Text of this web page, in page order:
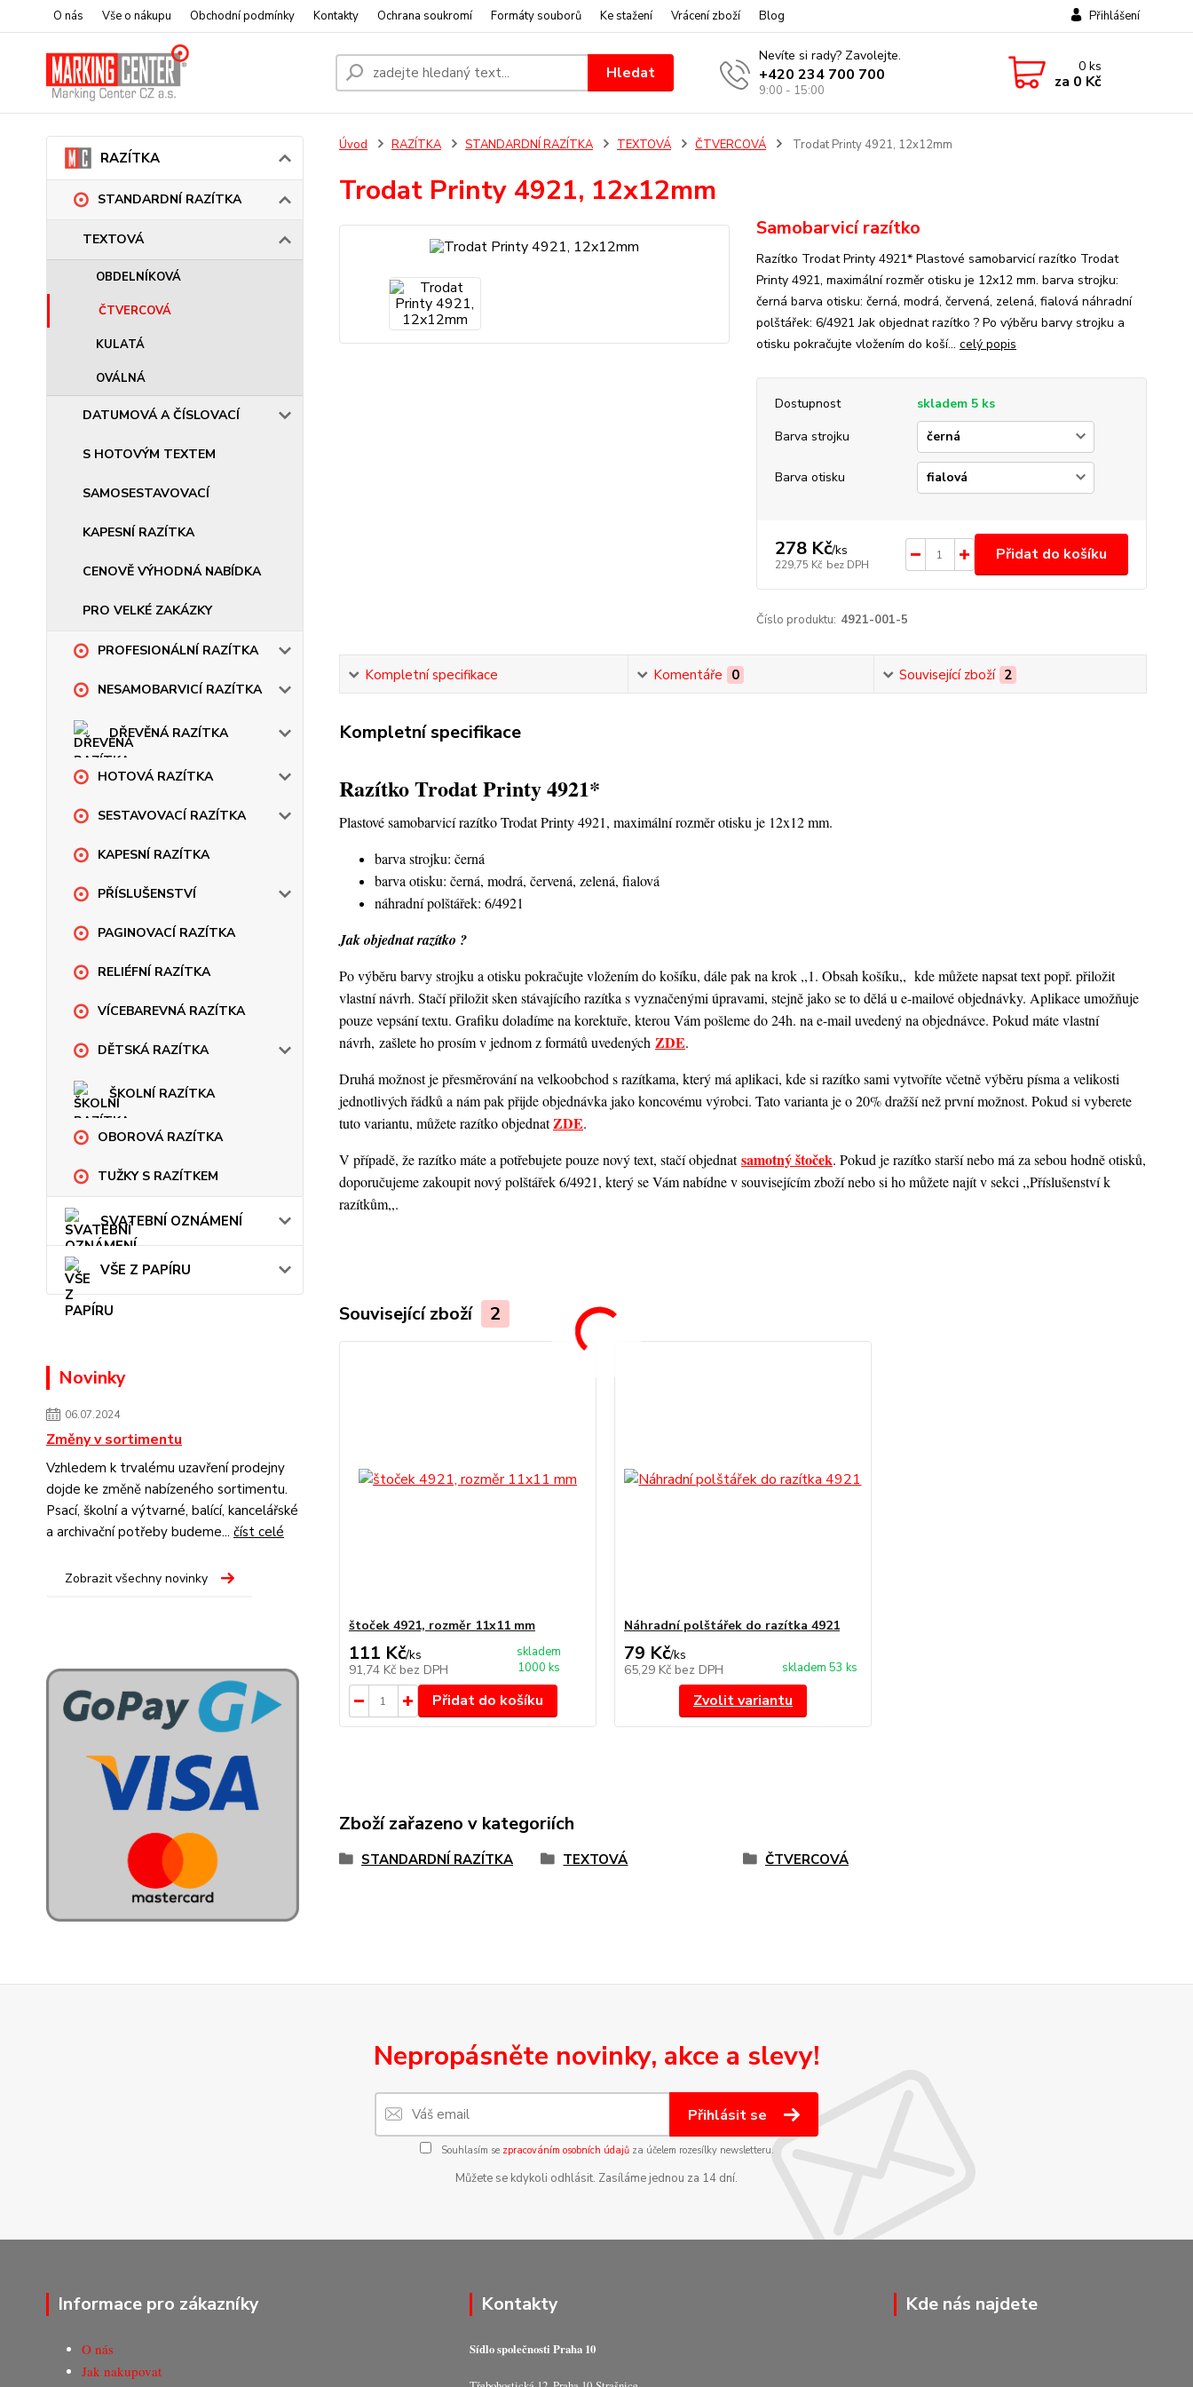
O nás Vše o nákupu Obchodní podmínky Kontakty Ochrana soukromí Formáty souborů Ke stažení Vrácení zboží Blog Přihlášení
Hledat
Nevíte si rady? Zavolejte.
+420 234 700 700
9:00 - 15:00
0ks
za 0 Kč
RAZÍTKA
STANDARDNÍ RAZÍTKA
TEXTOVÁ
OBDELNÍKOVÁ
ČTVERCOVÁ
KULATÁ
OVÁLNÁ
DATUMOVÁ A ČÍSLOVACÍ
S HOTOVÝM TEXTEM
SAMOSESTAVOVACÍ
KAPESNÍ RAZÍTKA
CENOVĚ VÝHODNÁ NABÍDKA
PRO VELKÉ ZAKÁZKY
PROFESIONÁLNÍ RAZÍTKA
NESAMOBARVICÍ RAZÍTKA
DŘEVĚNÁ RAZÍTKA
HOTOVÁ RAZÍTKA
SESTAVOVACÍ RAZÍTKA
KAPESNÍ RAZÍTKA
PŘÍSLUŠENSTVÍ
PAGINOVACÍ RAZÍTKA
RELIÉFNÍ RAZÍTKA
VÍCEBAREVNÁ RAZÍTKA
DĚTSKÁ RAZÍTKA
ŠKOLNÍ RAZÍTKA
OBOROVÁ RAZÍTKA
TUŽKY S RAZÍTKEM
SVATEBNÍ OZNÁMENÍ
VŠE Z PAPÍRU
Novinky
06.07.2024
Změny v sortimentu
Vzhledem k trvalému uzavření prodejny
dojde ke změně nabízeného sortimentu.
Psací, školní a výtvarné, balící, kancelářské
a archivační potřeby budeme... číst celé
Zobrazit všechny novinky
Úvod RAZÍTKA STANDARDNÍ RAZÍTKA TEXTOVÁ ČTVERCOVÁ Trodat Printy 4921, 12x12mm
Trodat Printy 4921, 12x12mm
Samobarvicí razítko
Razítko Trodat Printy 4921* Plastové samobarvicí razítko Trodat
Printy 4921, maximální rozměr otisku je 12x12 mm. barva strojku:
černá barva otisku: černá, modrá, červená, zelená, fialová náhradní
polštářek: 6/4921 Jak objednat razítko ? Po výběru barvy strojku a
otisku pokračujte vložením do koší... celý popis
Dostupnost
skladem 5 ks
Barva strojku
Barva otisku
278 Kč/ks
229,75 Kč bez DPH
Přidat do košíku
Číslo produktu: 4921-001-5
Kompletní specifikace Komentáře 0 Související zboží 2
Kompletní specifikace
Razítko Trodat Printy 4921*
Plastové samobarvicí razítko Trodat Printy 4921, maximální rozměr otisku je 12x12 mm.
barva strojku: černá
barva otisku: černá, modrá, červená, zelená, fialová
náhradní polštářek: 6/4921
Jak objednat razítko ?
Po výběru barvy strojku a otisku pokračujte vložením do košíku, dále pak na krok ,,1. Obsah košíku,, kde můžete napsat text popř. přiložit
vlastní návrh. Stačí přiložit sken stávajícího razítka s vyznačenými úpravami, stejně jako se to dělá u e-mailové objednávky. Aplikace umožňuje
pouze vepsání textu. Grafiku doladíme na korektuře, kterou Vám pošleme do 24h. na e-mail uvedený na objednávce. Pokud máte vlastní
návrh, zašlete ho prosím v jednom z formátů uvedených ZDE.
Druhá možnost je přesměrování na velkoobchod s razítkama, který má aplikaci, kde si razítko sami vytvoříte včetně výběru písma a velikosti
jednotlivých řádků a nám pak přijde objednávka jako koncovému výrobci. Tato varianta je o 20% dražší než první možnost. Pokud si vyberete
tuto variantu, můžete razítko objednatZDE.
V případě, že razítko máte a potřebujete pouze nový text, stačí objednatsamotný štoček. Pokud je razítko starší nebo má za sebou hodně otisků,
doporučujeme zakoupit nový polštářek 6/4921, který se Vám nabídne v souvisejícím zboží nebo si ho můžete najít v sekci ,,Příslušenství k
razítkům,,.
Související zboží 2
štoček 4921, rozměr 11x11 mm
111 Kč/ks
91,74 Kč bez DPH
skladem
1000 ks
Přidat do košíku
Náhradní polštářek do razítka 4921
79 Kč/ks
65,29 Kč bez DPH skladem 53 ks
Zvolit variantu
Zboží zařazeno v kategoriích
STANDARDNÍ RAZÍTKA TEXTOVÁ ČTVERCOVÁ
Nepropásněte novinky, akce a slevy!
Přihlásit se
Souhlasím se zpracováním osobních údajůza účelem rozesílky newsletteru.
Můžete se kdykoli odhlásit. Zasíláme jednou za 14 dní.
Informace pro zákazníky
O nás
Jak nakupovat
Kontakty
Sídlo společnosti Praha 10
Kde nás najdete